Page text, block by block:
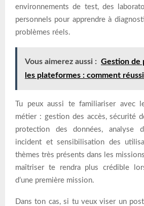
environnements de test, des
personnels pour apprendre à
problèmes réels.
Vous aimerez aussi : Gestion de
les plateformes : comment
Tu peux aussi te familiariser avec
métier : gestion des accès, sécurité
protection des données, analyse
incident et sensibilisation des
thèmes très présents dans les
maîtriser te rendra plus crédible
d’une première mission.
Dans ton cas, si tu veux viser un